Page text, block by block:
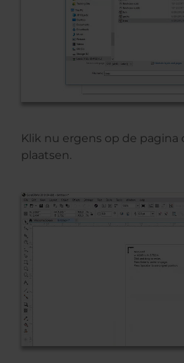
Klik nu ergens op de
plaatsen.